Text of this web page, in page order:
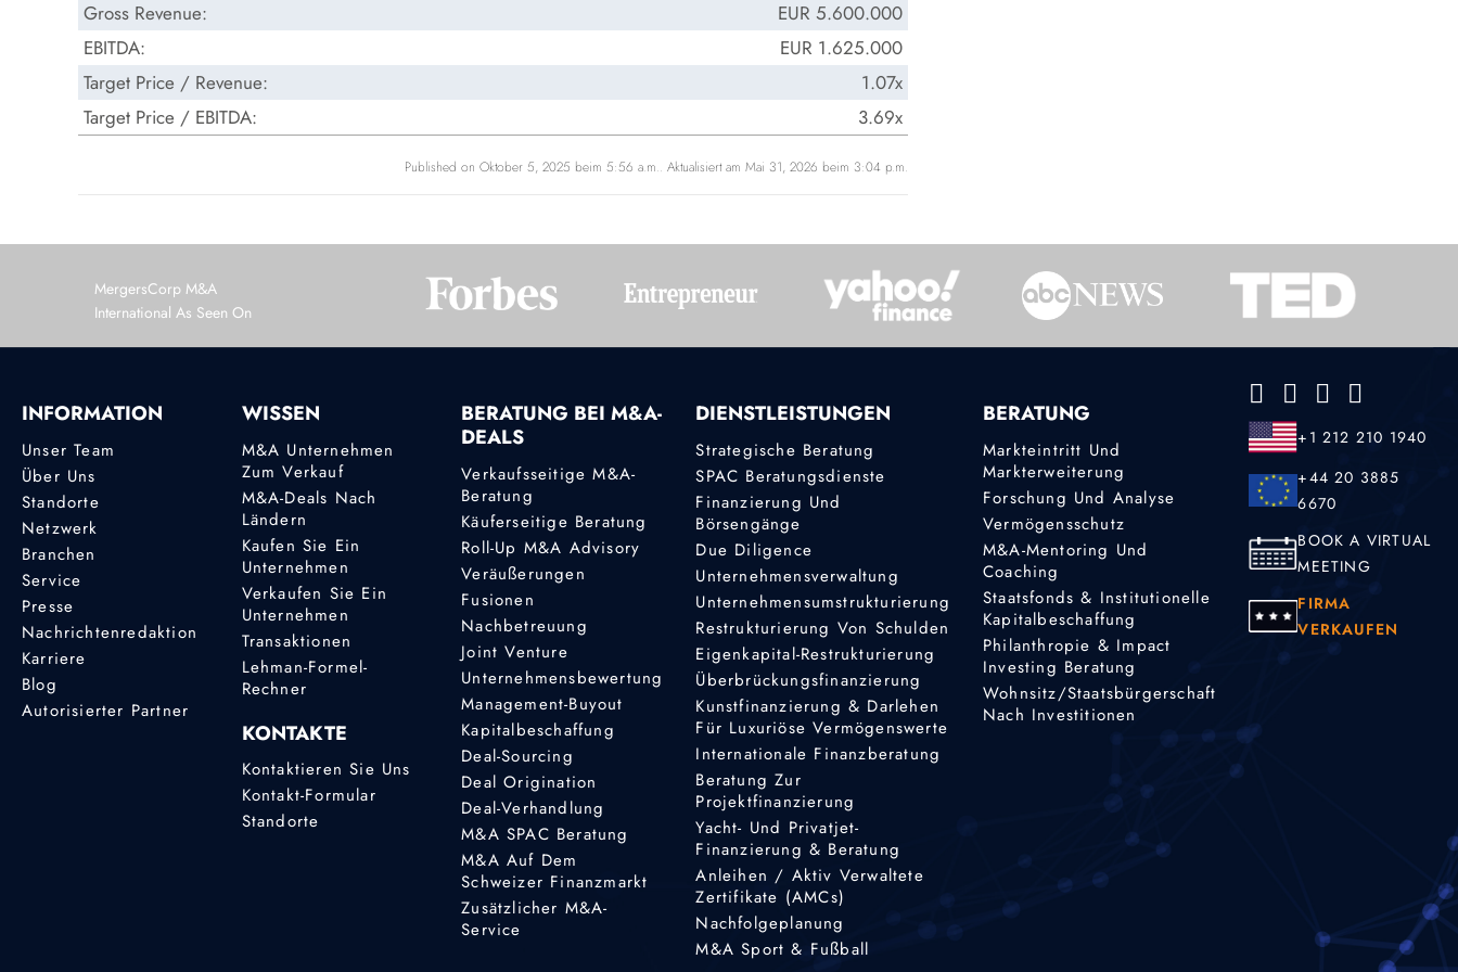
Gross Revenue:
EUR 5.600.000
EBITDA:
EUR 1.625.000
Target Price / Revenue:
1.07x
Target Price / EBITDA:
3.69x
Published on Oktober 5, 2025 beim 5:56 a.m.. Aktualisiert am Mai 31, 2026 beim 3:04 p.m.
MergersCorp M&A
International As Seen On
INFORMATION
Unser Team
Über Uns
Standorte
Netzwerk
Branchen
Service
Presse
Nachrichtenredaktion
Karriere
Blog
Autorisierter Partner
WISSEN
M&A Unternehmen
Zum Verkauf
M&A-Deals Nach
Ländern
Kaufen Sie Ein
Unternehmen
Verkaufen Sie Ein
Unternehmen
Transaktionen
Lehman-Formel-
Rechner
KONTAKTE
Kontaktieren Sie Uns
Kontakt-Formular
Standorte
BERATUNG BEI M&A-
DEALS
Verkaufsseitige M&A-
Beratung
Käuferseitige Beratung
Roll-Up M&A Advisory
Veräußerungen
Fusionen
Nachbetreuung
Joint Venture
Unternehmensbewertung
Management-Buyout
Kapitalbeschaffung
Deal-Sourcing
Deal Origination
Deal-Verhandlung
M&A SPAC Beratung
M&A Auf Dem
Schweizer Finanzmarkt
Zusätzlicher M&A-
Service
DIENSTLEISTUNGEN
Strategische Beratung
SPAC Beratungsdienste
Finanzierung Und
Börsengänge
Due Diligence
Unternehmensverwaltung
Unternehmensumstrukturierung
Restrukturierung Von Schulden
Eigenkapital-Restrukturierung
Überbrückungsfinanzierung
Kunstfinanzierung & Darlehen
Für Luxuriöse Vermögenswerte
Internationale Finanzberatung
Beratung Zur
Projektfinanzierung
Yacht- Und Privatjet-
Finanzierung & Beratung
Anleihen / Aktiv Verwaltete
Zertifikate (AMCs)
Nachfolgeplanung
M&A Sport & Fußball
BERATUNG
Markteintritt Und
Markterweiterung
Forschung Und Analyse
Vermögensschutz
M&A-Mentoring Und
Coaching
Staatsfonds & Institutionelle
Kapitalbeschaffung
Philanthropie & Impact
Investing Beratung
Wohnsitz/Staatsbürgerschaft
Nach Investitionen
+1 212 210 1940
+44 20 3885
6670
BOOK A VIRTUAL
MEETING
FIRMA
VERKAUFEN